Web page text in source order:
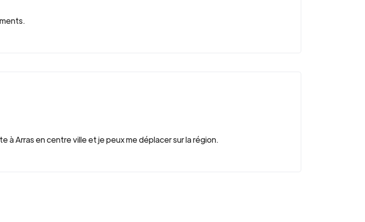
à Arras en centre ville et je peux me déplacer sur la région.